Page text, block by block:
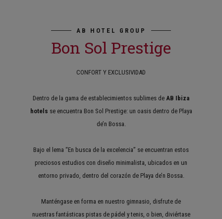
AB HOTEL GROUP
Bon Sol Prestige
CONFORT Y EXCLUSIVIDAD
Dentro de la gama de establecimientos sublimes de AB Ibiza
hotels se encuentra Bon Sol Prestige: un oasis dentro de Playa
de’n Bossa.
Bajo el lema “En busca de la excelencia” se encuentran estos
preciosos estudios con diseño minimalista, ubicados en un
entorno privado, dentro del corazón de Playa de’n Bossa.
Manténgase en forma en nuestro gimnasio, disfrute de
nuestras fantásticas pistas de pádel y tenis, o bien, diviértase